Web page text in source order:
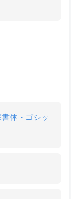
体・ゴシッ